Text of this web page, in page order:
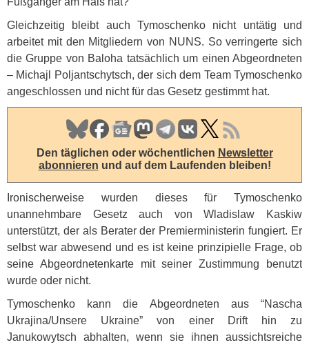
Gleichzeitig bleibt auch Tymoschenko nicht untätig und
arbeitet mit den Mitgliedern von NUNS. So verringerte sich
die Gruppe von Baloha tatsächlich um einen Abgeordneten
– Michajl Poljantschytsch, der sich dem Team Tymoschenko
angeschlossen und nicht für das Gesetz gestimmt hat.
Den täglichen oder wöchentlichen Newsletter
abonnieren und auf dem Laufenden bleiben!
Ironischerweise wurden dieses für Tymoschenko
unannehmbare Gesetz auch von Wladislaw Kaskiw
unterstützt, der als Berater der Premierministerin fungiert. Er
selbst war abwesend und es ist keine prinzipielle Frage, ob
seine Abgeordnetenkarte mit seiner Zustimmung benutzt
wurde oder nicht.
Tymoschenko kann die Abgeordneten aus “Nascha
Ukrajina/Unsere Ukraine” von einer Drift hin zu
Janukowytsch abhalten, wenn sie ihnen aussichtsreiche